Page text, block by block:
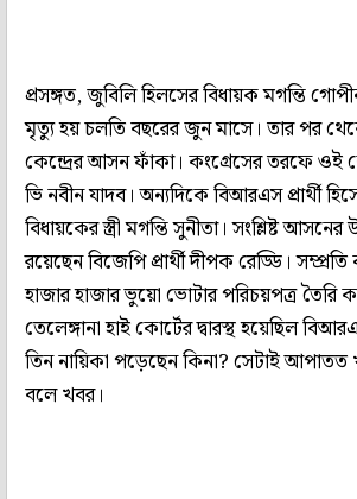
প্রসঙ্গত, জুবিলি হিলসের বিধায়ক মগন্তি
মৃত্যু হয় চলতি বছরের জুন মাসে। তার পর
কেন্দ্রের আসন ফাঁকা। কংগ্রেসের তরফে ওই
ভি নবীন যাদব। অন্যদিকে বিআরএস প্রার্থী
বিধায়কের স্ত্রী মগন্তি সুনীতা। সংশ্লিষ্ট
রয়েছেন বিজেপি প্রার্থী দীপক রেড্ডি।
হাজার হাজার ভুয়ো ভোটার পরিচয়পত্র
তেলেঙ্গানা হাই কোর্টের দ্বারস্থ হয়েছিল
তিন নায়িকা পড়েছেন কিনা? সেটাই আপাতত
বলে খবর।